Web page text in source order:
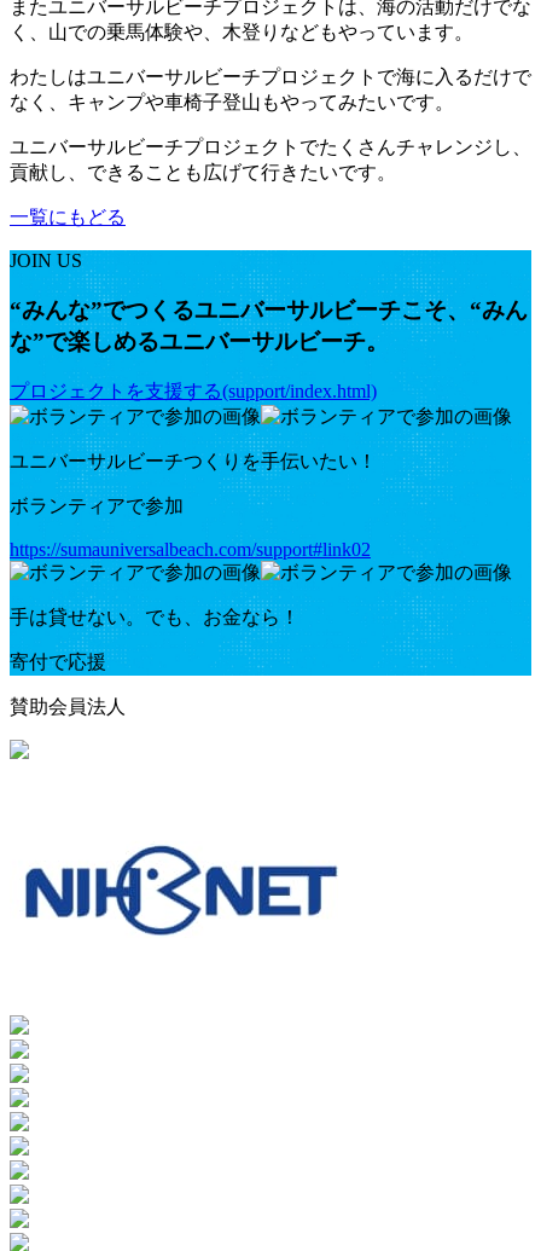
またユニバーサルビーチプロジェクトは、海の活動だけでな
く、山での乗馬体験や、木登りなどもやっています。
わたしはユニバーサルビーチプロジェクトで海に入るだけで
なく、キャンプや車椅子登山もやってみたいです。
ユニバーサルビーチプロジェクトでたくさんチャレンジし、
貢献し、できることも広げて行きたいです。
一覧にもどる
JOIN US
“みんな”でつくるユニバーサルビーチこそ、“みん
な”で楽しめるユニバーサルビーチ。
プロジェクトを支援する(support/index.html)
ユニバーサルビーチつくりを手伝いたい！
ボランティアで参加
https://sumauniversalbeach.com/support#link02
手は貸せない。でも、お金なら！
寄付で応援
賛助会員法人